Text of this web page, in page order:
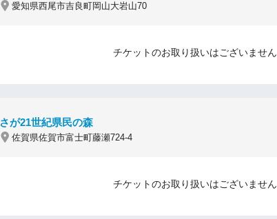
愛知県西尾市吉良町岡山大岩山70
チケットのお取り扱いはございません
さが21世紀県民の森
佐賀県佐賀市富士町藤瀬724-4
チケットのお取り扱いはございません